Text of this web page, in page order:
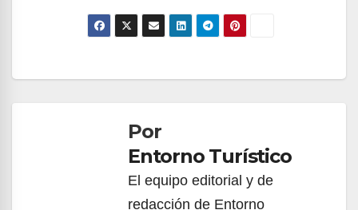
Navegación
entradasPor
Entorno Turístico
El equipo editorial y de
redacción de Entorno